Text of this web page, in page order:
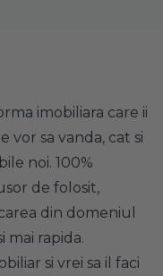
imobiliara care ii
vor sa vanda, cat si
noi. 100%
de folosit,
din domeniul
mai rapida.
si vrei sa il faci